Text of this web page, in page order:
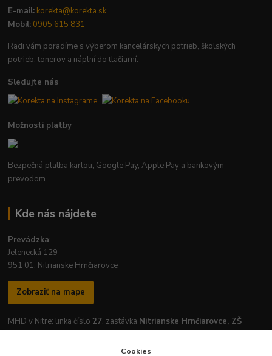
E-mail: korekta@korekta.sk
Mobil: 0905 615 831
Radi vám poradíme s výberom kancelárskych potrieb, školských
potrieb, tonerov a náplní do tlačiarní.
Sledujte nás
Možnosti platby
Bezpečná platba kartou, Google Pay, Apple Pay a bankovým
prevodom.
Kde nás nájdete
Prevádzka:
Jelenecká 129
951 01, Nitrianske Hrnčiarovce
Zobraziť na mape
MHD v Nitre: linka číslo 27, zastávka Nitrianske Hrnčiarovce, ZŠ
Cookies